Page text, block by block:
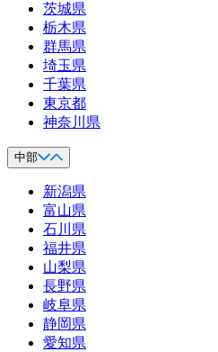
茨城県
栃木県
群馬県
埼玉県
千葉県
東京都
神奈川県
中部
新潟県
富山県
石川県
福井県
山梨県
長野県
岐阜県
静岡県
愛知県